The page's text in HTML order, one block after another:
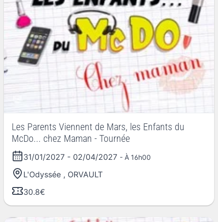
Les Parents Viennent de Mars, les Enfants du
McDo... chez Maman - Tournée
31/01/2027 - 02/04/2027 - À 16h00
L'Odyssée , ORVAULT
30.8€